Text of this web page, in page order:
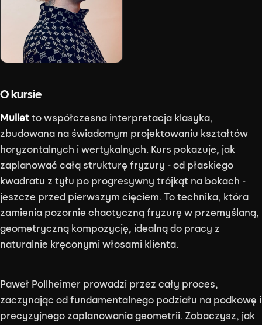
O kursie
Mullet to współczesna interpretacja klasyka,
zbudowana na świadomym projektowaniu kształtów
horyzontalnych i wertykalnych. Kurs pokazuje, jak
zaplanować całą strukturę fryzury - od płaskiego
kwadratu z tyłu po progresywny trójkąt na bokach -
jeszcze przed pierwszym cięciem. To technika, która
zamienia pozornie chaotyczną fryzurę w przemyślaną,
geometryczną kompozycję, idealną do pracy z
naturalnie kręconymi włosami klienta.
Paweł Pollheimer prowadzi przez cały proces,
zaczynając od fundamentalnego podziału na podkowę i
precyzyjnego zaplanowania geometrii. Zobaczysz, jak